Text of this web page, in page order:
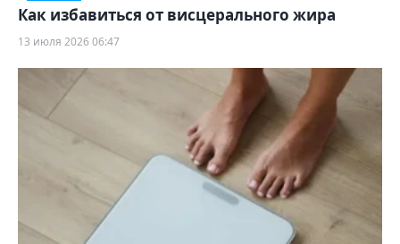
Как избавиться от висцерального жира
13 июля 2026 06:47